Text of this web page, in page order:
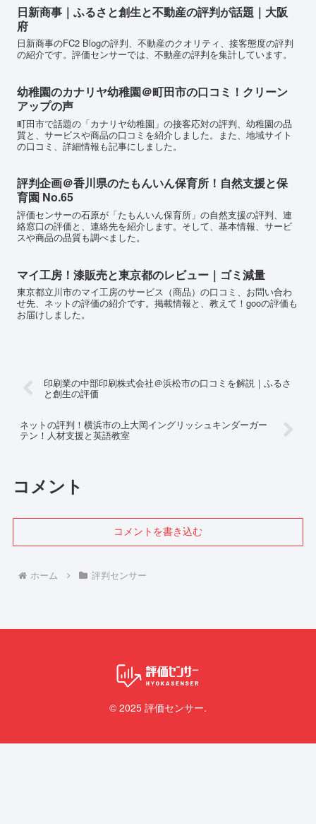
日新商事｜ふるさと創生と不動産の評判が話題｜大阪
府
日新商事のFC2 Blogの評判、不動産のクオリティ、接客態度の評判
の紹介です。評価センサーでは、不動産の評判を集計しています。
幼稚園のカナリヤ幼稚園＠町田市の口コミ！クリーン
アップの声
町田市で話題の「カナリヤ幼稚園」の接客応対の評判、幼稚園の品
質と、サービスや商品の口コミを紹介しました。また、地域サイト
の口コミ、詳細情報も記事にしました。
評判企画＠香川県のたもんいん保育所！自然支援と保
育園 No.65
評価センサーの石原が「たもんいん保育所」の自然支援の評判、連
絡窓口の評価と、連絡先を紹介します。そして、基本情報、サービ
スや商品の品質も調べました。
マイ工房！漆販売と東京都のレビュー｜ゴミ減量
東京都立川市のマイ工房のサービス（商品）の口コミ、お問い合わ
せ先、ネットの評価の紹介です。掲載情報と、教えて！gooの評価も
お届けしました。
印刷業の中部印刷株式会社＠浜松市の口コミを解説｜ふるさ
と創生の評価
ネットの評判！横浜市の上大岡イングリッシュキンダーガー
テン！人材支援と英語教室
コメント
コメントを書き込む
ホーム 評判センサー
© 2025 評価センサー.